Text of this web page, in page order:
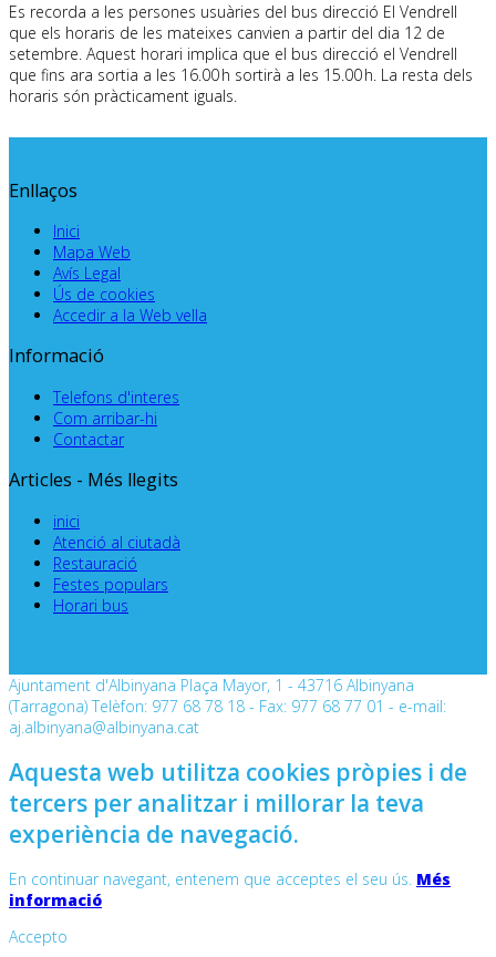
Es recorda a les persones usuàries del bus direcció El Vendrell
que els horaris de les mateixes canvien a partir del dia 12 de
setembre. Aquest horari implica que el bus direcció el Vendrell
que fins ara sortia a les 16.00 h sortirà a les 15.00 h. La resta dels
horaris són pràcticament iguals.
Enllaços
Inici
Mapa Web
Avís Legal
Ús de cookies
Accedir a la Web vella
Informació
Telefons d'interes
Com arribar-hi
Contactar
Articles - Més llegits
inici
Atenció al ciutadà
Restauració
Festes populars
Horari bus
Ajuntament d'Albinyana Plaça Mayor, 1 - 43716 Albinyana
(Tarragona) Telèfon: 977 68 78 18 - Fax: 977 68 77 01 - e-mail:
aj.albinyana@albinyana.cat
Aquesta web utilitza cookies pròpies i de
tercers per analitzar i millorar la teva
experiència de navegació.
En continuar navegant, entenem que acceptes el seu ús. Més
informació
Accepto